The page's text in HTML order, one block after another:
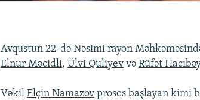
Avqustun 22-də Nəsimi rayon
Elnur Məcidli,Ülvi Quliyev vəRüfət
VəkilElçin Namazov proses başlayan kimi